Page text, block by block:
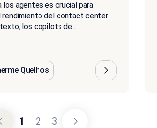
los agentes es crucial para
rendimiento del contact center.
los copilots de...
Quelhos
1 2 3